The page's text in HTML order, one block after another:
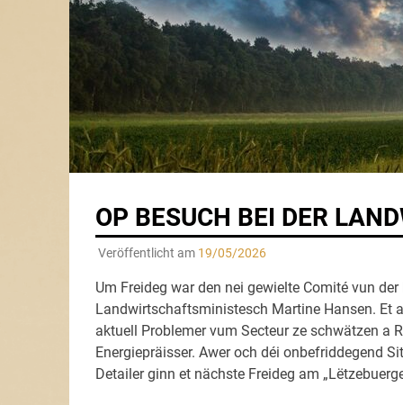
OP BESUCH BEI DER
Veröffentlicht am 19/05/2026
Um Freideg war den nei gewielte Comité vun
Landwirtschaftsministesch Martine Hansen. Et
aktuell Problemer vum Secteur ze schwätzen a
Energiepräisser. Awer och déi onbefriddegend
Detailer ginn et nächste Freideg am